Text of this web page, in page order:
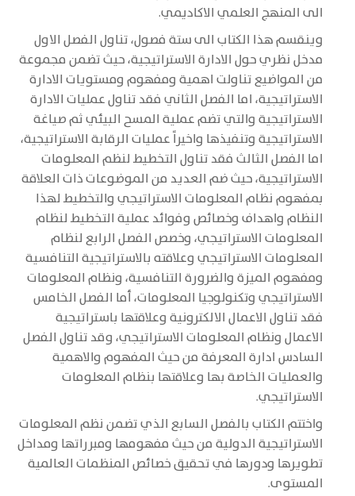
الى المنهج العلمي الاكاديمي.
وينقسم هذا الكتاب الى ستة فصول، تناول الفصل الاول
مدخل نظري حول الادارة الاستراتيجية، حيث تضمن مجموعة
من المواضيع تناولت اهمية ومفهوم ومستويات الادارة
الاستراتيجية، اما الفصل الثاني فقد تناول عمليات الادارة
الاستراتيجية والتي تضم عملية المسح البيئي ثم صياغة
الاستراتيجية وتنفيذها واخيراً عمليات الرقابة الاستراتيجية،
اما الفصل الثالث فقد تناول التخطيط لنظم المعلومات
الاستراتيجية، حيث ضم العديد من الموضوعات ذات العلاقة
بمفهوم نظام المعلومات الاستراتيجي والتخطيط لهذا
النظام واهداف وخصائص وفوائد عملية التخطيط لنظام
المعلومات الاستراتيجي، وخصص الفصل الرابع لنظام
المعلومات الاستراتيجي وعلاقته بالاستراتيجية التنافسية
ومفهوم الميزة والضرورة التنافسية، ونظام المعلومات
الاستراتيجي وتكنولوجيا المعلومات، أما الفصل الخامس
فقد تناول الاعمال الالكترونية وعلاقتها باستراتيجية
الاعمال ونظام المعلومات الاستراتيجي، وقد تناول الفصل
السادس ادارة المعرفة من حيث المفهوم والاهمية
والعمليات الخاصة بها وعلاقتها بنظام المعلومات
الاستراتيجي.
واختتم الكتاب بالفصل السابع الذي تضمن نظم المعلومات
الاستراتيجية الدولية من حيث مفهومها ومبرراتها ومداخل
تطويرها ودورها في تحقيق خصائص المنظمات العالمية
المستوى.